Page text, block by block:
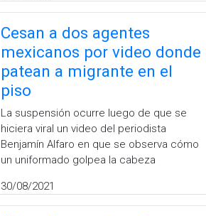
Cesan a dos agentes
mexicanos por video donde
patean a migrante en el
piso
La suspensión ocurre luego de que se
hiciera viral un video del periodista
Benjamín Alfaro en que se observa cómo
un uniformado golpea la cabeza
30/08/2021